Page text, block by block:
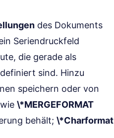
des Dokuments
Seriendruckfeld
die gerade als
sind. Hinzu
speichern oder von
\*MERGEFORMAT
behält; \*Charformat